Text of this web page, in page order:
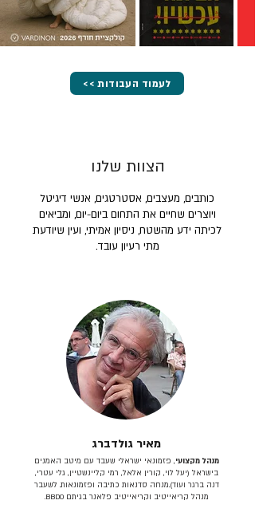
<< לעמוד העבודות
הצוות שלנו
כותבים, מעצבים, אסטרטגים, אנשי דיגיטל
ויוצרים שחיים את התחום ביום-יום, ומביאים
לכיתה ידע מהשטח, ניסיון אמיתי, ועין שיודעת
מתי רעיון עובד.
מאיר גולדברג
מנהל מקצועי, פזמונאי ישראלי שעבד עם מיטב האמנים
בישראל (יעל לוי, קורין אלאל, רמי קליינשטיין, גלי עטרי,
דנה ברגר ועוד).מנחה סדנאות כתיבה ופזמונאות. לשעבר
מנהל קריאייטיב וקריאייטיב פלאנר בגיתם BBDO.